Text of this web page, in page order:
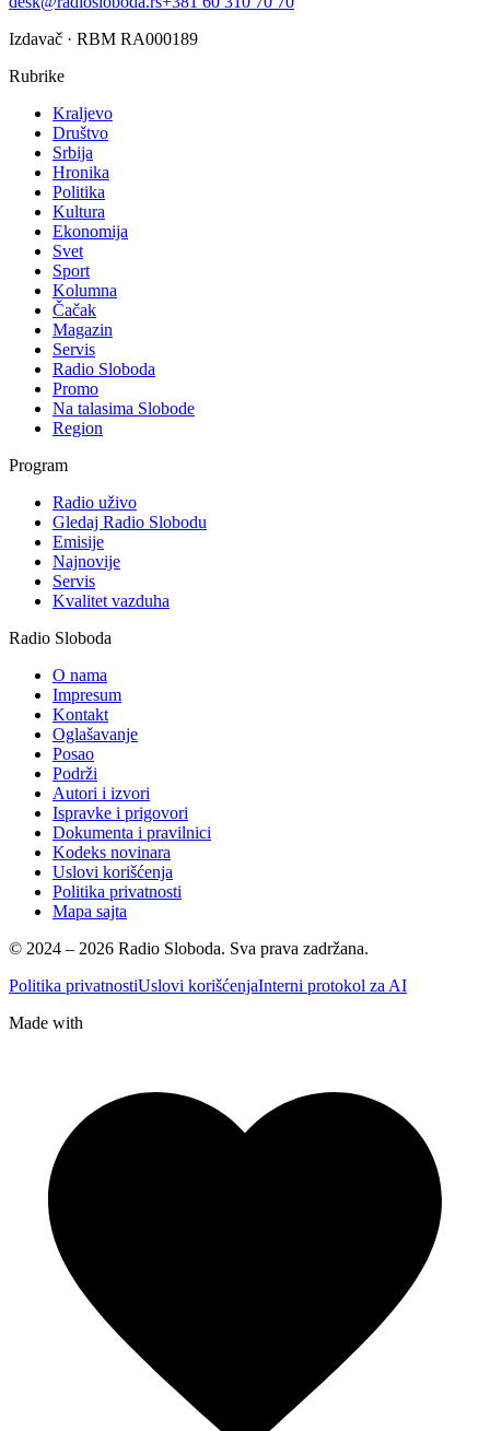
Izdavač · RBM RA000189
Rubrike
Kraljevo
Društvo
Srbija
Hronika
Politika
Kultura
Ekonomija
Svet
Sport
Kolumna
Čačak
Magazin
Servis
Radio Sloboda
Promo
Na talasima Slobode
Region
Program
Radio uživo
Gledaj Radio Slobodu
Emisije
Najnovije
Servis
Kvalitet vazduha
Radio Sloboda
O nama
Impresum
Kontakt
Oglašavanje
Posao
Podrži
Autori i izvori
Ispravke i prigovori
Dokumenta i pravilnici
Kodeks novinara
Uslovi korišćenja
Politika privatnosti
Mapa sajta
© 2024 – 2026 Radio Sloboda. Sva prava zadržana.
Politika privatnostiUslovi korišćenjaInterni protokol za AI
Made with